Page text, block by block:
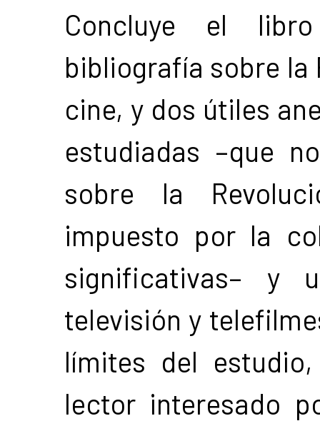
Concluye el
bibliografía sobre la
cine, y dos útiles
estudiadas –que
sobre la
impuesto por la
significativas– y
televisión y
límites del
lector interesado